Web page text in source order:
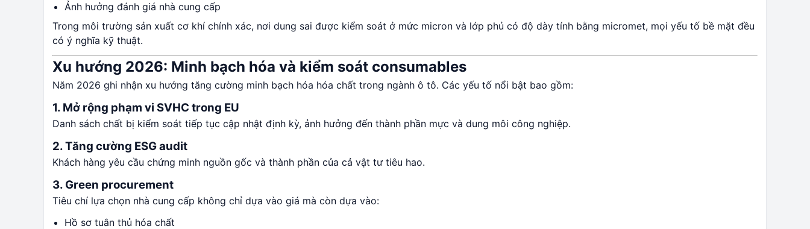
Ảnh hưởng đánh giá nhà cung cấp
Trong môi trường sản xuất cơ khí chính xác, nơi dung sai được kiểm soát ở mức micron và lớp phủ có độ dày tính bằng micromet, mọi yếu tố bề mặt đều
có ý nghĩa kỹ thuật.
Xu hướng 2026: Minh bạch hóa và kiểm soát consumables
Năm 2026 ghi nhận xu hướng tăng cường minh bạch hóa hóa chất trong ngành ô tô. Các yếu tố nổi bật bao gồm:
1. Mở rộng phạm vi SVHC trong EU
Danh sách chất bị kiểm soát tiếp tục cập nhật định kỳ, ảnh hưởng đến thành phần mực và dung môi công nghiệp.
2. Tăng cường ESG audit
Khách hàng yêu cầu chứng minh nguồn gốc và thành phần của cả vật tư tiêu hao.
3. Green procurement
Tiêu chí lựa chọn nhà cung cấp không chỉ dựa vào giá mà còn dựa vào:
Hồ sơ tuân thủ hóa chất